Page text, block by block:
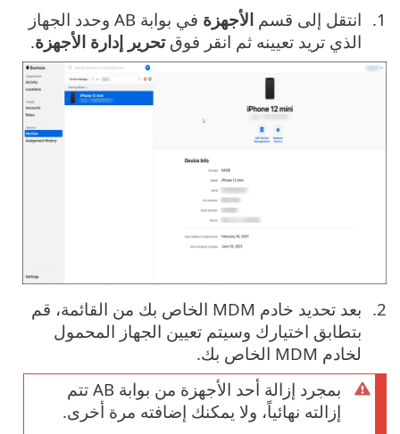
انتقل إلى قسم الأجهزة
في بوابة AB وحدد الجهاز
الذي تريد تعيينه ثم انقر فوقتحرير إدارة الأجهزة.
بعد تحديد خادم MDM الخاص بك من القائمة، قم
بتطابق اختيارك وسيتم تعيين الجهاز المحمول
لخادم MDM الخاص بك.
بمجرد إزالة أحد الأجهزة من بوابة AB تتم
إزالته نهائياً، ولا يمكنك إضافته مرة أخرى.